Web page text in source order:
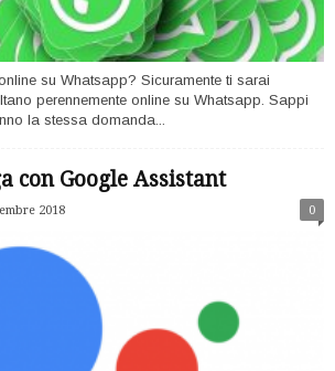
su Whatsapp? Sicuramente ti sarai
perennemente online su Whatsapp. Sappi
la stessa domanda...
con Google Assistant
2018 0